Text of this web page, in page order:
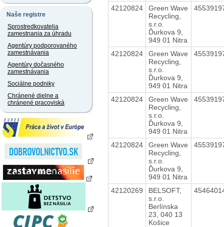
Naše registre
Sprostredkovatelia
zamestnania za úhradu
Agentúry podporovaného
zamestnávania
Agentúry dočasného
zamestnávania
Sociálne podniky
Chránené dielne a
chránené pracoviská
42120824
Green Wave
Recycling,
s.r.o.
Ďurkova 9,
949 01 Nitra
42120824
Green Wave
Recycling,
s.r.o.
Ďurkova 9,
949 01 Nitra
42120824
Green Wave
Recycling,
s.r.o.
Ďurkova 9,
949 01 Nitra
42120824
Green Wave
Recycling,
s.r.o.
Ďurkova 9,
949 01 Nitra
42120269
BELSOFT,
s.r.o.
Berlínska
23, 040 13
Košice